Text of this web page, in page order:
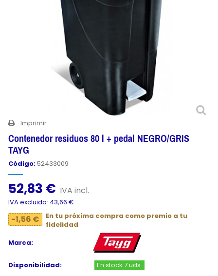
Imprimir
Contenedor residuos 80 l + pedal NEGRO/GRIS
TAYG
Código:52433009
52,83 € IVA incl.
IVA excluido: 43,66 €
-1,56 €
En tu próxima compra como premio a tu
fidelidad
Marca:
Disponibilidad:
En stock 7 uds.